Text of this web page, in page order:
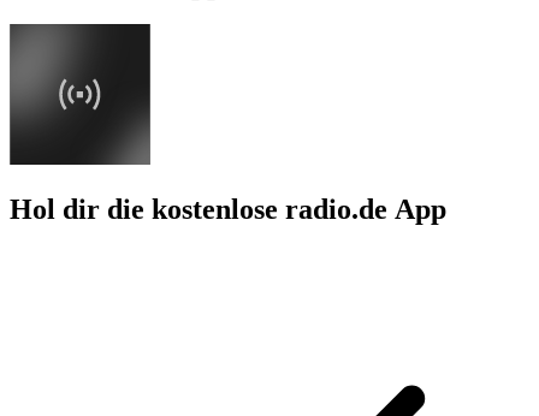
Hol dir die kostenlose radio.de App